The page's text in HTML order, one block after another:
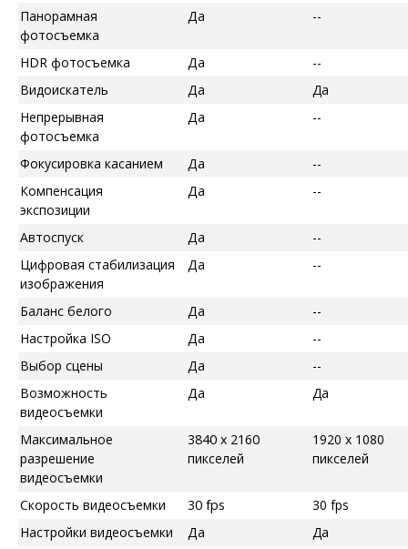
Панорамная
фотосъемка
Да --
HDR фотосъемка Да
--
Видоискатель
Да
Да
Непрерывная
фотосъемка
Да --
Фокусировка касанием Да
--
Компенсация
экспозиции
Да --
Автоспуск Да
--
Цифровая стабилизация
изображения
Да --
Баланс белого Да
--
Настройка ISO
Да
--
Выбор сцены
Да
--
Возможность
видеосъемки
Да Да
Максимальное
разрешение
видеосъемки
3840 x 2160
пикселей
1920 x 1080
пикселей
Скорость видеосъемки 30 fps
30 fps
Настройки видеосъемки
Да
Да